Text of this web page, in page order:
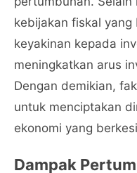
kebijakan fiskal
keyakinan kepada
meningkatkan arus
Dengan demikian,
untuk menciptakan
ekonomi yang
Dampak